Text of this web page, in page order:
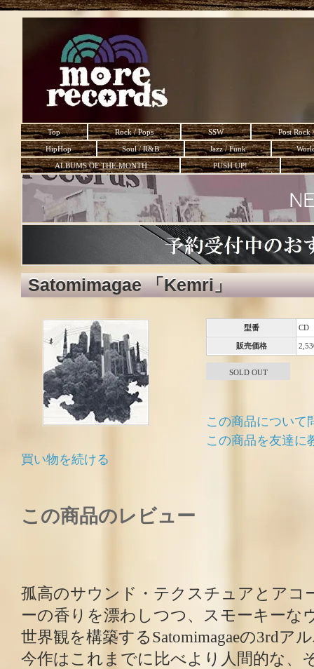
Top Rock / Pops SSW
Post Rock
HipHop
Soul / R&B Jazz / Funk
ALBUMS OF THE MONTH
PUSH UP!
Satomimagae 「Kemri」
型番 CD
販売価格
SOLD OUT
この商品について
この商品を友達に
買い物を続ける
この商品のレビュー
孤高のサウンド・テクスチュアとアコ
ーの香りを漂わしつつ、スモーキーな
世界観を構築するSatomimagaeの3rdア
今作はこれまでに比べより人間的な、